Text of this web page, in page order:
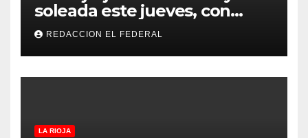
soleada este jueves, con
temperaturas estables para
el viernes
REDACCION EL FEDERAL
LA RIOJA